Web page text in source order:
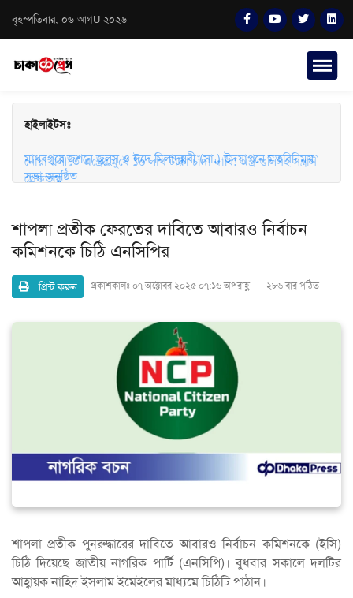
বৃহস্পতিবার, ০৬ আগU ২০২৬
হাইলাইটসঃ
নোয়াখালীতে অস্ত্রের মুখে ১০ লাখ টাকা চাঁদা দাবি: অস্ত্র-গুলিসহ সন্ত্রাসী
সভা অনুষ্ঠিত
শাপলা প্রতীক ফেরতের দাবিতে আবারও নির্বাচন
কমিশনকে চিঠি এনসিপির
প্রিন্ট করুন প্রকাশকালঃ ০৭ অক্টোবর ২০২৫ ০৭:১৬ অপরাহ্ণ | ২৮৬ বার পঠিত
শাপলা প্রতীক পুনরুদ্ধারের দাবিতে আবারও নির্বাচন কমিশনকে (ইসি)
চিঠি দিয়েছে জাতীয় নাগরিক পার্টি (এনসিপি)। বুধবার সকালে দলটির
আহ্বায়ক নাহিদ ইসলাম ইমেইলের মাধ্যমে চিঠিটি পাঠান।